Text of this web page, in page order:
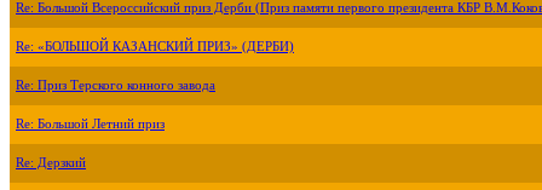
Re: Большой Всероссийский приз Дерби (Приз памяти первого президента КБР
Re: «БОЛЬШОЙ КАЗАНСКИЙ ПРИЗ» (ДЕРБИ)
Re: Приз Терского конного завода
Re: Большой Летний приз
Re: Дерзкий